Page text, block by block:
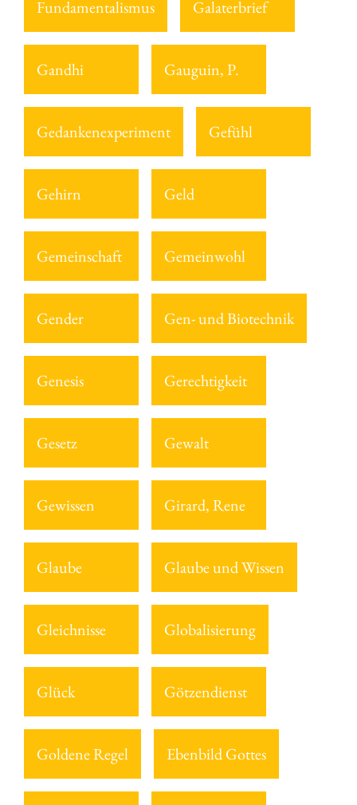
Fundamentalismus Galaterbrief
Gandhi Gauguin, P.
Gedankenexperiment Gefühl
Gehirn Geld
Gemeinschaft Gemeinwohl
Gender Gen- und Biotechnik
Genesis Gerechtigkeit
Gesetz Gewalt
Gewissen Girard, Rene
Glaube Glaube und Wissen
Gleichnisse Globalisierung
Glück Götzendienst
Goldene Regel Ebenbild Gottes